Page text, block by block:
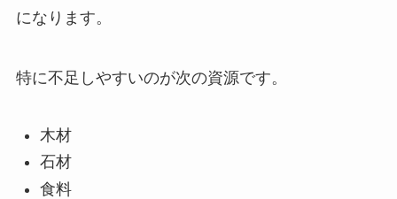
になります。
特に不足しやすいのが次の資源です。
木材
石材
食料